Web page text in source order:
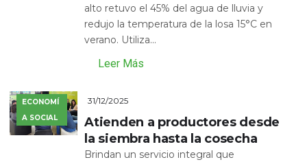
alto retuvo el 45% del agua de lluvia y
redujo la temperatura de la losa 15°C en
verano. Utiliza...
Leer Más
ECONOMÍ
A SOCIAL
31/12/2025
Atienden a productores desde
la siembra hasta la cosecha
Brindan un servicio integral que